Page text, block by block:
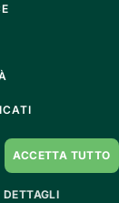
ACCETTA TUTTO